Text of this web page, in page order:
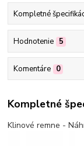
Kompletné
Hodnotenie 5
Komentáre 0
Kompletné
Klinové remne -